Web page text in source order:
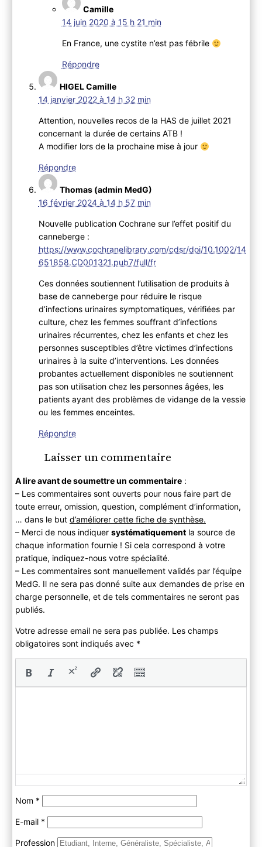
Camille
14 juin 2020 à 15 h 21 min
En France, une cystite n’est pas fébrile
Répondre
HIGEL Camille
14 janvier 2022 à 14 h 32 min
Attention, nouvelles recos de la HAS de juillet 2021
concernant la durée de certains ATB !
A modifier lors de la prochaine mise à jour
Répondre
Thomas (admin MedG)
16 février 2024 à 14 h 57 min
Nouvelle publication Cochrane sur l’effet positif du
canneberge :
https://www.cochranelibrary.com/cdsr/doi/10.1002/14
651858.CD001321.pub7/full/fr
Ces données soutiennent l’utilisation de produits à
base de canneberge pour réduire le risque
d’infections urinaires symptomatiques, vérifiées par
culture, chez les femmes souffrant d’infections
urinaires récurrentes, chez les enfants et chez les
personnes susceptibles d’être victimes d’infections
urinaires à la suite d’interventions. Les données
probantes actuellement disponibles ne soutiennent
pas son utilisation chez les personnes âgées, les
patients ayant des problèmes de vidange de la vessie
ou les femmes enceintes.
Répondre
Laisser un commentaire
A lire avant de soumettre un commentaire:
– Les commentaires sont ouverts pour nous faire part de
toute erreur, omission, question, complément d’information,
… dans le but d’améliorer cette fiche de synthèse.
– Merci de nous indiquer systématiquementla source de
chaque information fournie ! Si cela correspond à votre
pratique, indiquez-nous votre spécialité.
– Les commentaires sont manuellement validés par l’équipe
MedG. Il ne sera pas donné suite aux demandes de prise en
charge personnelle, et de tels commentaires ne seront pas
publiés.
Votre adresse email ne sera pas publiée. Les champs
obligatoires sont indiqués avec *
Nom *
E-mail *
Profession